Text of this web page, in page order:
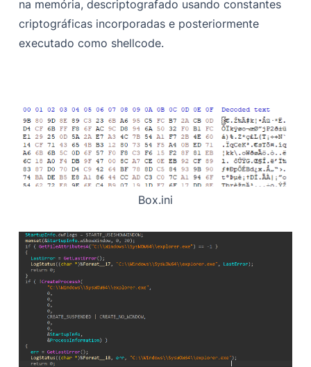
na memória, descriptografado usando constantes
criptográficas incorporadas e posteriormente
executado como shellcode.
Box.ini